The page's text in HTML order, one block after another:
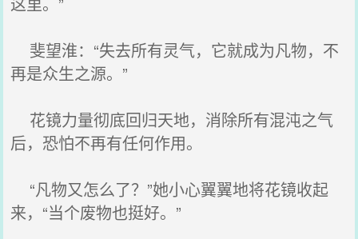
斐望淮：“失去所有灵气，它就成为凡物，不
再是众生之源。”
花镜力量彻底回归天地，消除所有混沌之气
后，恐怕不再有任何作用。
“凡物又怎么了？”她小心翼翼地将花镜收起
来，“当个废物也挺好。”